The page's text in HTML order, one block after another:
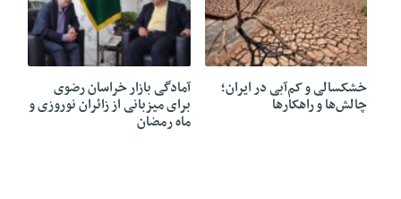
04 آوریل 2025
خشکسالی و کم‌آبی در ایران؛
چالش‌ها و راهکارها
16 مارس 2025
آمادگی بازار خراسان رضوی
برای میزبانی از زائران نوروزی و
ماه رمضان